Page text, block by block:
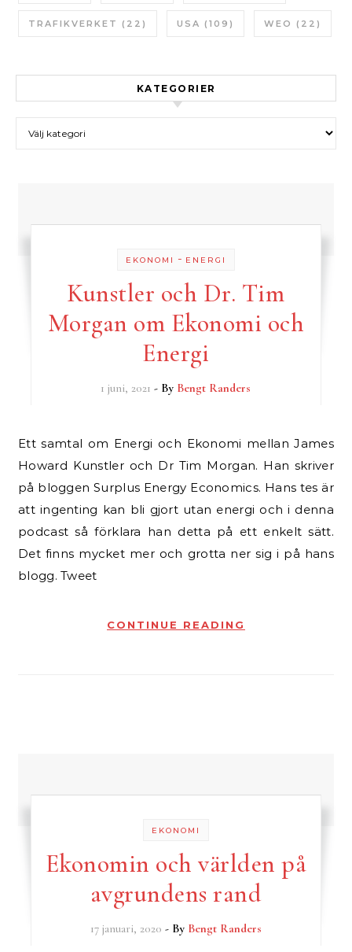
TRAFIKVERKET (22) USA (109) WEO (22)
KATEGORIER
EKONOMI - ENERGI
Kunstler och Dr. Tim
Morgan om Ekonomi och
Energi
1 juni, 2021 - By Bengt Randers
Ett samtal om Energi och Ekonomi mellan James
Howard Kunstler och Dr Tim Morgan. Han skriver
på bloggen Surplus Energy Economics. Hans tes är
att ingenting kan bli gjort utan energi och i denna
podcast så förklara han detta på ett enkelt sätt.
Det finns mycket mer och grotta ner sig i på hans
blogg. Tweet
CONTINUE READING
EKONOMI
Ekonomin och världen på
avgrundens rand
17 januari, 2020 - By Bengt Randers